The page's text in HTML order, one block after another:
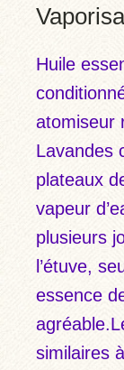
Huile
atomiseur
Lavandes
plateaux
vapeur
plusieurs
l’étuve,
essence
similaires